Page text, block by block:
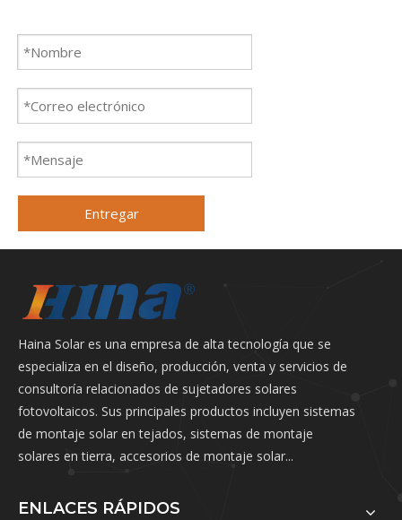
Entregar
Haina Solar es una empresa de alta tecnología que se
especializa en el diseño, producción, venta y servicios de
consultoría relacionados de sujetadores solares
fotovoltaicos. Sus principales productos incluyen sistemas
de montaje solar en tejados, sistemas de montaje
solares en tierra, accesorios de montaje solar...
ENLACES RÁPIDOS